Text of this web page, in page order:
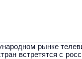
рынке
встретятся с